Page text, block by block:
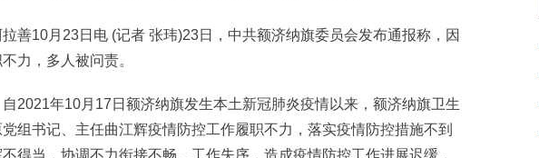
10月23日电 (记者 张玮)23日，中共额济纳旗委员会发布通报称，因
力，多人被问责。
年10月17日额济纳旗发生本土新冠肺炎疫情以来，额济纳旗卫生
组书记、主任曲江辉疫情防控工作履职不力，落实疫情防控措施不到
得当，协调不力衔接不畅、工作失序，造成疫情防控工作进展迟缓，